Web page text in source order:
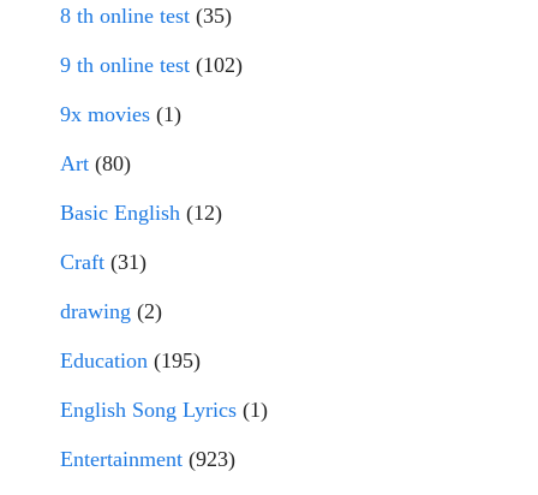
8 th online test (35)
9 th online test (102)
9x movies (1)
Art (80)
Basic English (12)
Craft (31)
drawing (2)
Education (195)
English Song Lyrics (1)
Entertainment (923)